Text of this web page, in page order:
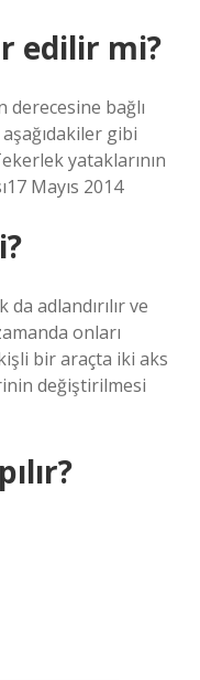
edilir mi?
derecesine bağlı
gibi
yataklarının
Mayıs 2014
adlandırılır ve
onları
bir araçta iki aks
değiştirilmesi